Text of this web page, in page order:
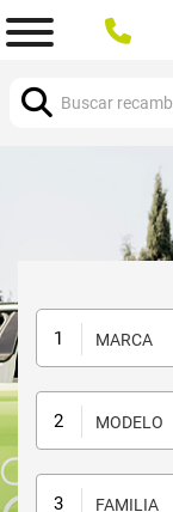
MARCA
MODELO
FAMILIA